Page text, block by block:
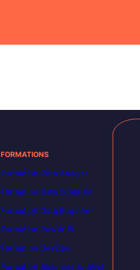
FORMATIONS
Formation Data Analyst
Formation Data Scientist
Formation Data Engineer
Formation Power BI
Formation DevOps
Formation Business Analyst